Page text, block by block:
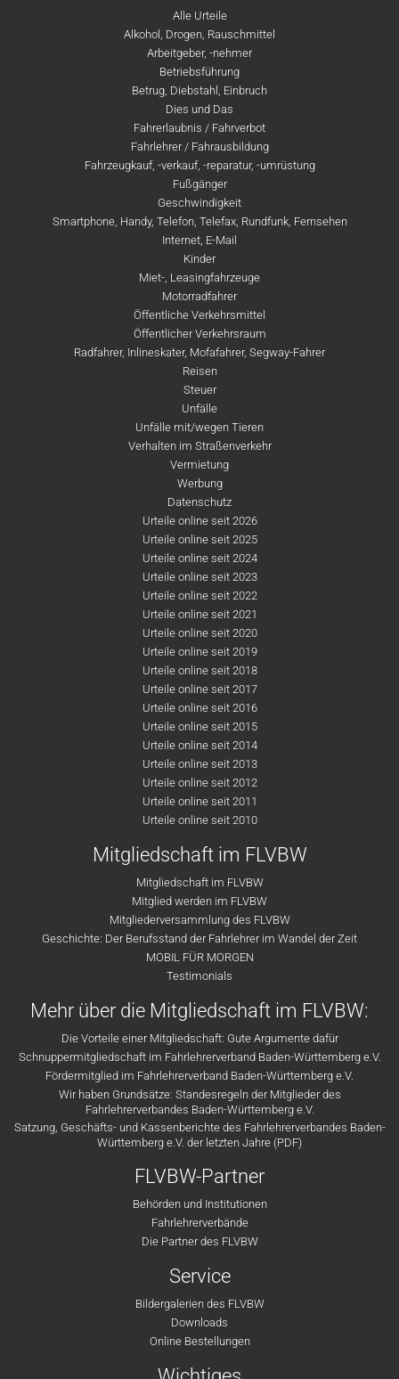
Alle Urteile
Alkohol, Drogen, Rauschmittel
Arbeitgeber, -nehmer
Betriebsführung
Betrug, Diebstahl, Einbruch
Dies und Das
Fahrerlaubnis / Fahrverbot
Fahrlehrer / Fahrausbildung
Fahrzeugkauf, -verkauf, -reparatur, -umrüstung
Fußgänger
Geschwindigkeit
Smartphone, Handy, Telefon, Telefax, Rundfunk, Fernsehen
Internet, E-Mail
Kinder
Miet-, Leasingfahrzeuge
Motorradfahrer
Öffentliche Verkehrsmittel
Öffentlicher Verkehrsraum
Radfahrer, Inlineskater, Mofafahrer, Segway-Fahrer
Reisen
Steuer
Unfälle
Unfälle mit/wegen Tieren
Verhalten im Straßenverkehr
Vermietung
Werbung
Datenschutz
Urteile online seit 2026
Urteile online seit 2025
Urteile online seit 2024
Urteile online seit 2023
Urteile online seit 2022
Urteile online seit 2021
Urteile online seit 2020
Urteile online seit 2019
Urteile online seit 2018
Urteile online seit 2017
Urteile online seit 2016
Urteile online seit 2015
Urteile online seit 2014
Urteile online seit 2013
Urteile online seit 2012
Urteile online seit 2011
Urteile online seit 2010
Mitgliedschaft im FLVBW
Mitgliedschaft im FLVBW
Mitglied werden im FLVBW
Mitgliederversammlung des FLVBW
Geschichte: Der Berufsstand der Fahrlehrer im Wandel der Zeit
MOBIL FÜR MORGEN
Testimonials
Mehr über die Mitgliedschaft im FLVBW:
Die Vorteile einer Mitgliedschaft: Gute Argumente dafür
Schnuppermitgliedschaft im Fahrlehrerverband Baden-Württemberg e.V.
Fördermitglied im Fahrlehrerverband Baden-Württemberg e.V.
Wir haben Grundsätze: Standesregeln der Mitglieder des
Fahrlehrerverbandes Baden-Württemberg e.V.
Satzung, Geschäfts- und Kassenberichte des Fahrlehrerverbandes Baden-
Württemberg e.V. der letzten Jahre (PDF)
FLVBW-Partner
Behörden und Institutionen
Fahrlehrerverbände
Die Partner des FLVBW
Service
Bildergalerien des FLVBW
Downloads
Online Bestellungen